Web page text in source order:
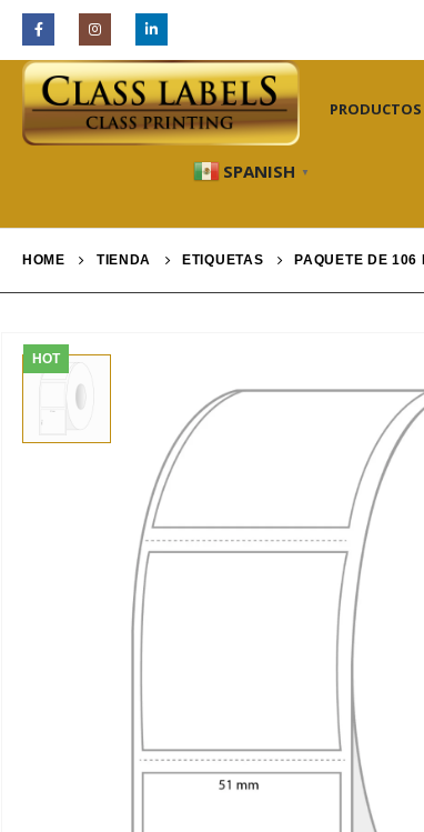
INDUSTRIAS PRODUCTOS
SPANISH ▼
HOME TIENDA ETIQUETAS PAQUETE DE 106
HOT